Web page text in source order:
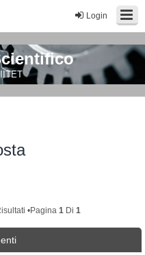
Login
•Pagina 1 Di 1